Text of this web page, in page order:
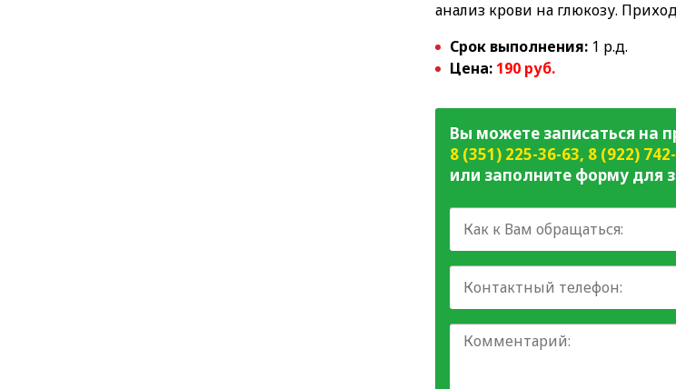
анализ крови на глюкозу.
Срок выполнения: 1 р.д.
Цена: 190 руб.
Вы можете записаться на
8 (351) 225-36-63, 8 (922)
или заполните форму для